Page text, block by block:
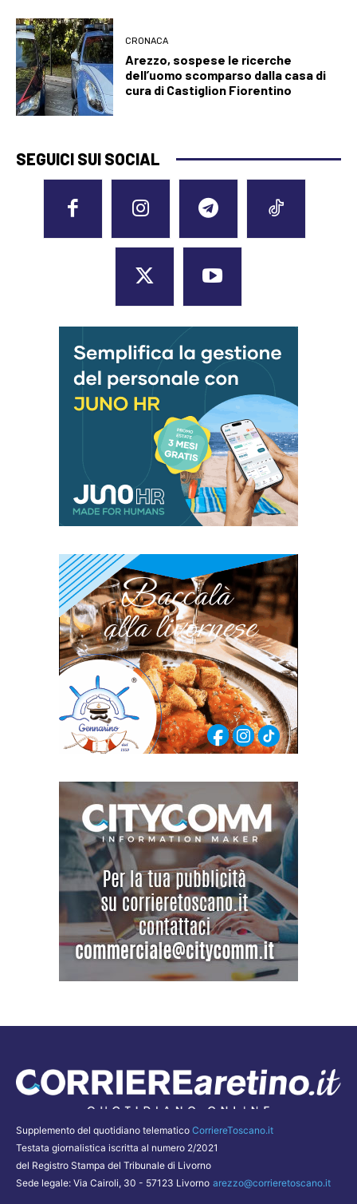
CRONACA
Arezzo, sospese le ricerche
dell’uomo scomparso dalla casa di
cura di Castiglion Fiorentino
SEGUICI SUI SOCIAL
Supplemento del quotidiano telematico CorriereToscano.it
Testata giornalistica iscritta al numero 2/2021
del Registro Stampa del Tribunale di Livorno
Sede legale: Via Cairoli, 30 - 57123 Livorno arezzo@corrieretoscano.it